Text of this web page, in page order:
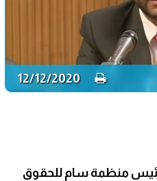
12/12/2020
منظمة سام للحقوق